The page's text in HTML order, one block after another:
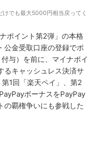
でも最大5000円相当戻ってく
ポイント第2弾」の本格
公金受取口座の登録でポ
与）を前に、マイナポイ
るキャッシュレス決済サ
1回「楽天ペイ」、第2
ボーナスをPayPay
の覇権争いにも参戦した